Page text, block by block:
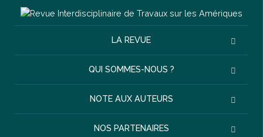
LA REVUE
QUI SOMMES-NOUS ?
NOTE AUX AUTEURS
NOS PARTENAIRES